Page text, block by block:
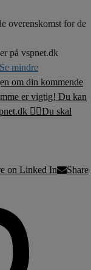
overenskomst for de
på vspnet.dk
Se mindre
on Linked In
Share